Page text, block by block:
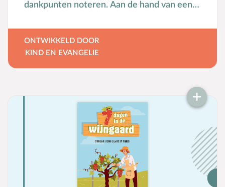
dankpunten noteren. Aan de hand van een
dankbaarheid. Ook bevat het boekje een
dichtbij het kinderhart te brengen. Deel dit
product uit aan de kinderen van je
zondagsschool, club of in je gezin. Het
opschrijfboekje kun je inzetten rond
dankdag, maar is ook op andere momenten
in het jaar te gebruiken. Abonnementen
ONTWIKKELD DOOR
KIND EN EVANGELIE